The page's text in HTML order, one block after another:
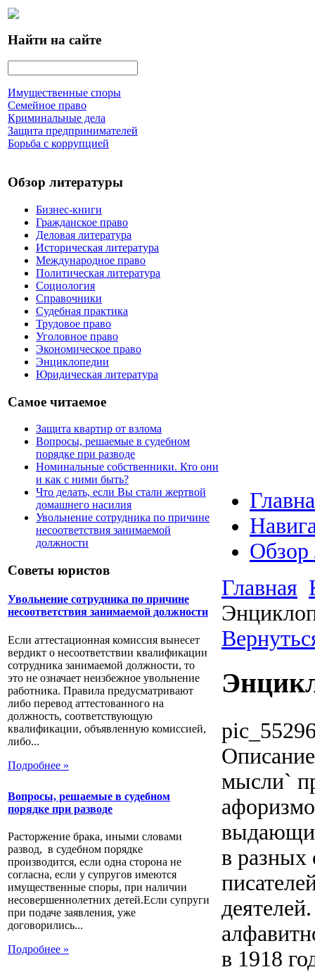
Найти на сайте
Имущественные споры
Семейное право
Криминальные дела
Защита предпринимателей
Борьба с коррупцией
Обзор литературы
Бизнес-книги
Гражданское право
Деловая литература
Историческая литература
Международное право
Политическая литература
Социология
Справочники
Судебная практика
Трудовое право
Уголовное право
Экономическое право
Энциклопедии
Юридическая литература
Самое читаемое
Защита квартир от взлома
Вопросы, решаемые в судебном
порядке при разводе
Номинальные собственники. Кто они
и как с ними быть?
Что делать, если Вы стали жертвой
домашнего насилия
Увольнение сотрудника по причине
несоответствия занимаемой
должности
Советы юристов
Увольнение сотрудника по причине
несоответствия занимаемой должности
Если аттестационная комиссия вынесет
вердикт о несоответствии квалификации
сотрудника занимаемой должности, то
это не означает неизбежное увольнение
работника. Правила предусматривают
либо перевод аттестованного на
должность, соответствующую
квалификации, объявленную комиссией,
либо...
Подробнее »
Вопросы, решаемые в судебном
порядке при разводе
Расторжение брака, иными словами
развод, в судебном порядке
производится, если одна сторона не
согласна, если у супругов имеются
имущественные споры, при наличии
несовершеннолетних детей.Если супруги
при подаче заявления, уже
договорились...
Подробнее »
Обзор
Главная
Описание
мысли`
в разных
в 1918